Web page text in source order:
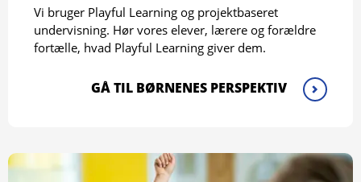
Vi bruger Playful Learning og projektbaseret
undervisning. Hør vores elever, lærere og forældre
fortælle, hvad Playful Learning giver dem.
GÅ TIL BØRNENES PERSPEKTIV